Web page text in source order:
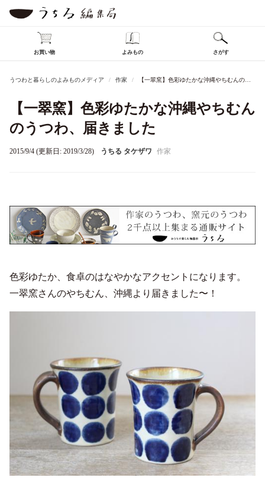
お買い物 よみもの さがす
うつわと暮らしのよみものメディア 作家 【一翠窯】色彩ゆたかな沖縄やちむんのうつわ、届きました
【一翠窯】色彩ゆたかな沖縄やちむん
のうつわ、届きました
2015/9/4 (更新日: 2019/3/28) うちる タケザワ 作家
色彩ゆたか、食卓のはなやかなアクセントになります。
一翠窯さんのやちむん、沖縄より届きました〜！